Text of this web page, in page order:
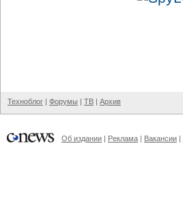
Техноблог | Форумы | ТВ | Архив
Об издании | Реклама | Вакансии |